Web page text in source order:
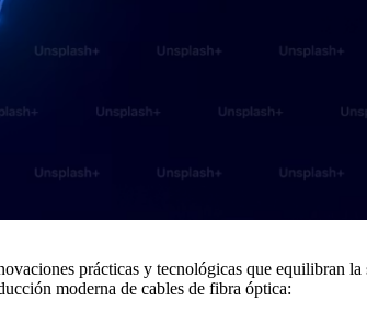
prácticas y tecnológicas que equilibran
moderna de cables de fibra óptica: